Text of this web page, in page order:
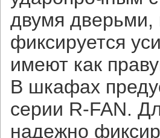
двумя
фиксируется
имеют как
В шкафах
серии R-FAN.
надежно